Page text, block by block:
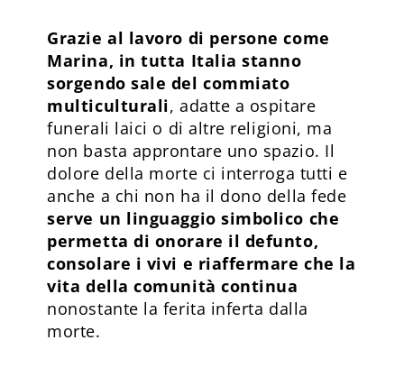
Grazie al lavoro di persone come
Marina, in tutta Italia stanno
sorgendo sale del commiato
multiculturali, adatte a ospitare
funerali laici o di altre religioni, ma
non basta approntare uno spazio. Il
dolore della morte ci interroga tutti e
anche a chi non ha il dono della fede
serve un linguaggio simbolico che
permetta di onorare il defunto,
consolare i vivi e riaffermare che la
vita della comunità continua
nonostante la ferita inferta dalla
morte.